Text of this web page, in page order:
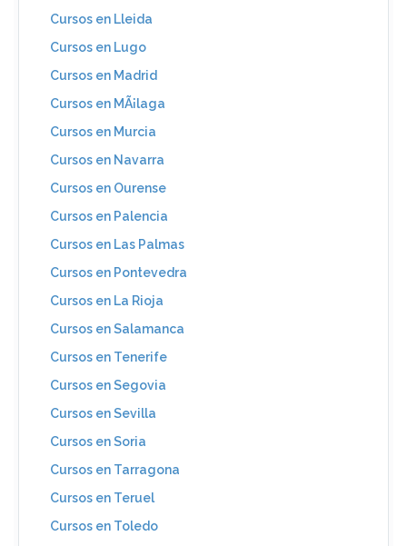
Cursos en Lleida
Cursos en Lugo
Cursos en Madrid
Cursos en MÃ¡laga
Cursos en Murcia
Cursos en Navarra
Cursos en Ourense
Cursos en Palencia
Cursos en Las Palmas
Cursos en Pontevedra
Cursos en La Rioja
Cursos en Salamanca
Cursos en Tenerife
Cursos en Segovia
Cursos en Sevilla
Cursos en Soria
Cursos en Tarragona
Cursos en Teruel
Cursos en Toledo